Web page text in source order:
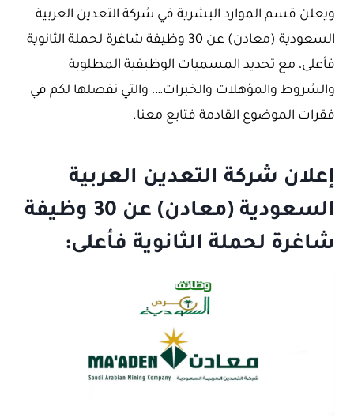
ويعلن قسم الموارد البشرية في شركة التعدين العربية
السعودية (معادن) عن 30 وظيفة شاغرة لحملة الثانوية
فأعلى، مع تحديد المسميات الوظيفية المطلوبة
والشروط والمؤهلات والخبرات…، والتي نفصلها لكم في
فقرات الموضوع القادمة فتابع معنا.
إعلان شركة التعدين العربية
السعودية (معادن) عن 30 وظيفة
شاغرة لحملة الثانوية فأعلى: